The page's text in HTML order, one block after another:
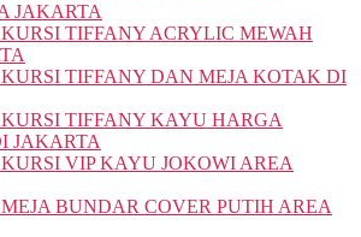
JAKARTA
TIFFANY ACRYLIC MEWAH
TIFFANY DAN MEJA KOTAK DI
TIFFANY KAYU HARGA
JAKARTA
VIP KAYU JOKOWI AREA
BUNDAR COVER PUTIH AREA